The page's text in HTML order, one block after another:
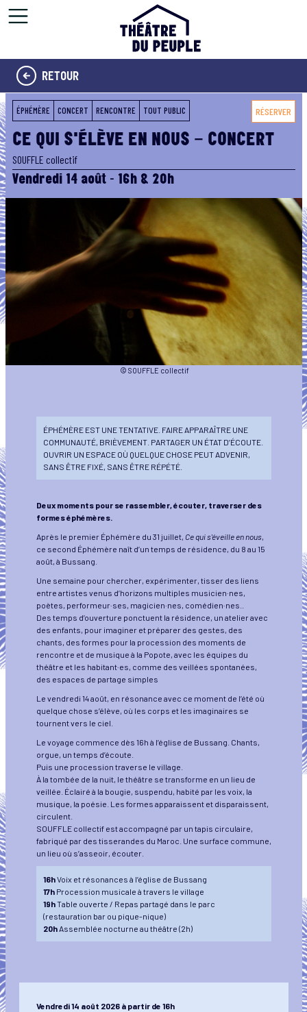
RETOUR
ÉPHÉMÈRE CONCERT RENCONTRE TOUT PUBLIC RÉSERVER
CE QUI S'ÉLÈVE EN NOUS – CONCERT
SOUFFLE collectif
Vendredi 14 août - 16h & 20h
© SOUFFLE collectif
ÉPHÉMÈRE EST UNE TENTATIVE. FAIRE APPARAÎTRE UNE
COMMUNAUTÉ, BRIÈVEMENT. PARTAGER UN ÉTAT D’ÉCOUTE.
OUVRIR UN ESPACE OÙ QUELQUE CHOSE PEUT ADVENIR,
SANS ÊTRE FIXÉ, SANS ÊTRE RÉPÉTÉ.
Deux moments pour se rassembler, écouter, traverser des
formes éphémères.
Après le premier Éphémère du 31 juillet, Ce qui s'éveille en nous,
ce second Éphémère naît d’un temps de résidence, du 8 au 15
août, à Bussang.
Une semaine pour chercher, expérimenter, tisser des liens
entre artistes venus d’horizons multiples musicien·nes,
poètes, performeur·ses, magicien·nes, comédien·nes..
Des temps d’ouverture ponctuent la résidence, un atelier avec
des enfants, pour imaginer et préparer des gestes, des
chants, des formes pour la procession des moments de
rencontre et de musique à la Popote, avec les équipes du
théâtre et les habitant·es, comme des veillées spontanées,
des espaces de partage simples
Le vendredi 14 août, en résonance avec ce moment de l’été où
quelque chose s’élève, où les corps et les imaginaires se
tournent vers le ciel.
Le voyage commence dès 16h à l’église de Bussang. Chants,
orgue, un temps d’écoute.
Puis une procession traverse le village.
À la tombée de la nuit, le théâtre se transforme en un lieu de
veillée. Éclairé à la bougie, suspendu, habité par les voix, la
musique, la poésie. Les formes apparaissent et disparaissent,
circulent.
SOUFFLE collectif est accompagné par un tapis circulaire,
fabriqué par des tisserandes du Maroc. Une surface commune,
un lieu où s’asseoir, écouter.
16hVoix et résonances à l’église de Bussang
17hProcession musicale à travers le village
19hTable ouverte / Repas partagé dans le parc
(restauration bar ou pique-nique)
20hAssemblée nocturne au théâtre (2h)
Vendredi 14 août 2026 à partir de 16h